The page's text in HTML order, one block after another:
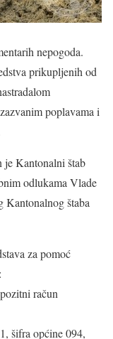
nepogoda.
prikupljenih od
poplavama i
je Kantonalni štab
odlukama Vlade
Kantonalnog štaba
za pomoć
račun
šifra općine 094,